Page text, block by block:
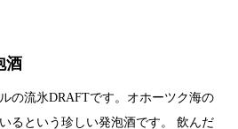
酒
の流氷DRAFTです。オホーツク海の
るという珍しい発泡酒です。 飲んだ